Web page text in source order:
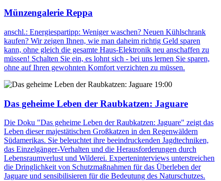
Münzengalerie Reppa
anschl.: Energiespartipp: Weniger waschen? Neuen Kühlschrank
kaufen? Wir zeigen Ihnen, wie man daheim richtig Geld sparen
kann, ohne gleich die gesamte Haus-Elektronik neu anschaffen zu
müssen! Schalten Sie ein, es lohnt sich - bei uns lernen Sie sparen,
ohne auf Ihren gewohnten Komfort verzichten zu müssen.
19:00
Das geheime Leben der Raubkatzen: Jaguare
Die Doku "Das geheime Leben der Raubkatzen: Jaguare" zeigt das
Leben dieser majestätischen Großkatzen in den Regenwäldern
Südamerikas. Sie beleuchtet ihre beeindruckenden Jagdtechniken,
das Einzelgänger-Verhalten und die Herausforderungen durch
Lebensraumverlust und Wilderei. Experteninterviews unterstreichen
die Dringlichkeit von Schutzmaßnahmen für das Überleben der
Jaguare und sensibilisieren für die Bedeutung des Naturschutzes.